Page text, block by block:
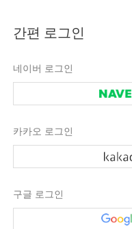
간편 로그인
네이버 로그인
카카오 로그인
구글 로그인